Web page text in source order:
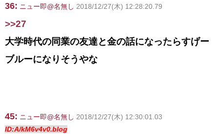
36: ニュー即@名無し 2018/12/27(木) 12:28:20.79
>>27
大学時代の同業の友達と金の話になったらすげー
ブルーになりそうやな
45: ニュー即@名無し 2018/12/27(木) 12:30:01.03
ID:A/kM6v4v0.blog